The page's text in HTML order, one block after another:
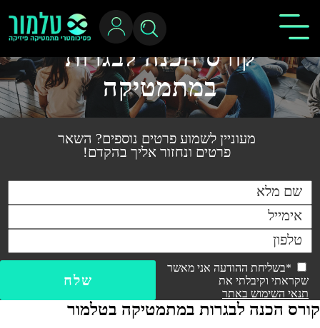
קורס הכנה לבגרות
במתמטיקה
מעוניין לשמוע פרטים נוספים? השאר
פרטים ונחזור אליך בהקדם!
*בשליחת ההודעה אני מאשר
שקראתי וקיבלתי את
תנאי השימוש באתר
קורס הכנה לבגרות במתמטיקה בטלמור